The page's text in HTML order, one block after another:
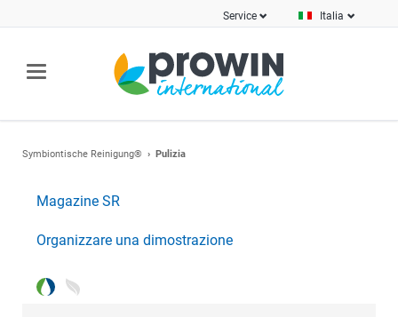
Italia
Service
Symbiontische Reinigung® Pulizia
Magazine SR
Organizzare una dimostrazione